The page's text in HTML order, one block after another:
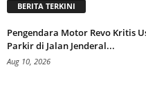
BERITA TERKINI
Pengendara Motor Revo Kritis
Parkir di Jalan Jenderal...
Aug 10, 2026